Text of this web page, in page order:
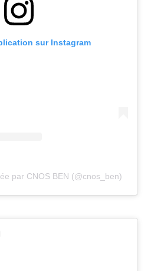
sur Instagram
par CNOS BEN (@cnos_ben)